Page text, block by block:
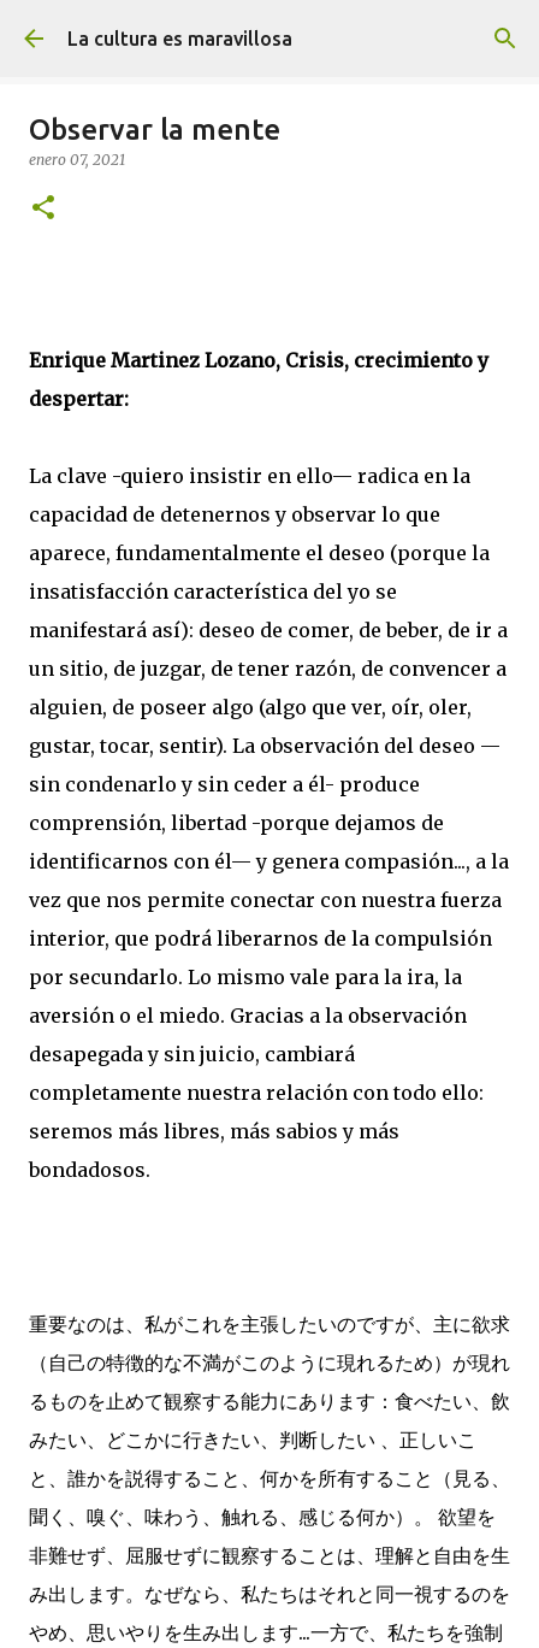
Ir al contenido principal
La cultura es maravillosa
Observar la mente
enero 07, 2021
Enrique Martinez Lozano, Crisis, crecimiento y
despertar:
La clave -quiero insistir en ello— radica en la
capacidad de detenernos y observar lo que
aparece, fundamentalmente el deseo (porque la
insatisfacción característica del yo se
manifestará así): deseo de comer, de beber, de ir a
un sitio, de juzgar, de tener razón, de convencer a
alguien, de poseer algo (algo que ver, oír, oler,
gustar, tocar, sentir). La observación del deseo —
sin condenarlo y sin ceder a él- produce
comprensión, libertad -porque dejamos de
identificarnos con él— y genera compasión..., a la
vez que nos permite conectar con nuestra fuerza
interior, que podrá liberarnos de la compulsión
por secundarlo. Lo mismo vale para la ira, la
aversión o el miedo. Gracias a la observación
desapegada y sin juicio, cambiará
completamente nuestra relación con todo ello:
seremos más libres, más sabios y más
bondadosos.
重要なのは、私がこれを主張したいのですが、主に欲求
（自己の特徴的な不満がこのように現れるため）が現れ
るものを止めて観察する能力にあります：食べたい、飲
みたい、どこかに行きたい、判断したい 、正しいこ
と、誰かを説得すること、何かを所有すること（見る、
聞く、嗅ぐ、味わう、触れる、感じる何か）。 欲望を
非難せず、屈服せずに観察することは、理解と自由を生
み出します。なぜなら、私たちはそれと同一視するのを
やめ、思いやりを生み出します...一方で、私たちを強制